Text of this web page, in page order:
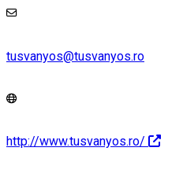
tusvanyos@tusvanyos.ro
http://www.tusvanyos.ro/